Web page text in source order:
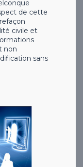
de cette
civile et
non
sans